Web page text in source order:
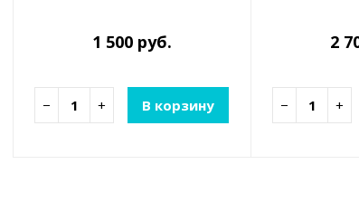
1 500 руб.
− + В корзину
2
− +